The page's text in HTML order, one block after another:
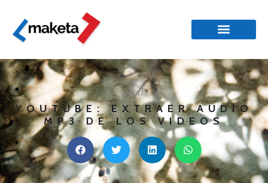
youtube
YOUTUBE: EXTRAER AUDIO
MP3 DE LOS VIDEOS